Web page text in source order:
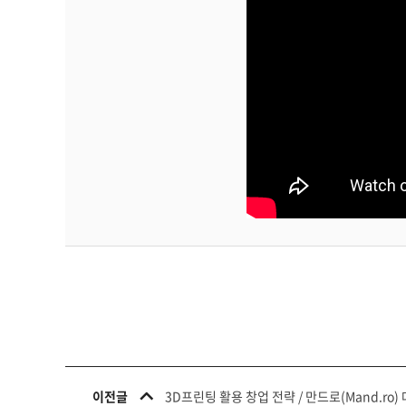
이전글 3D프린팅 활용 창업 전략 / 만드로(Mand.ro)